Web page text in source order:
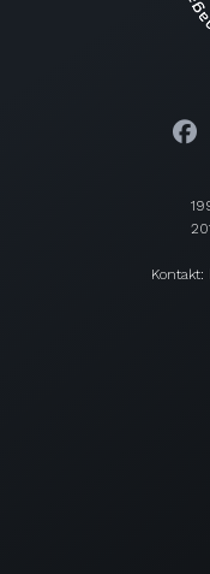
Kontakt: